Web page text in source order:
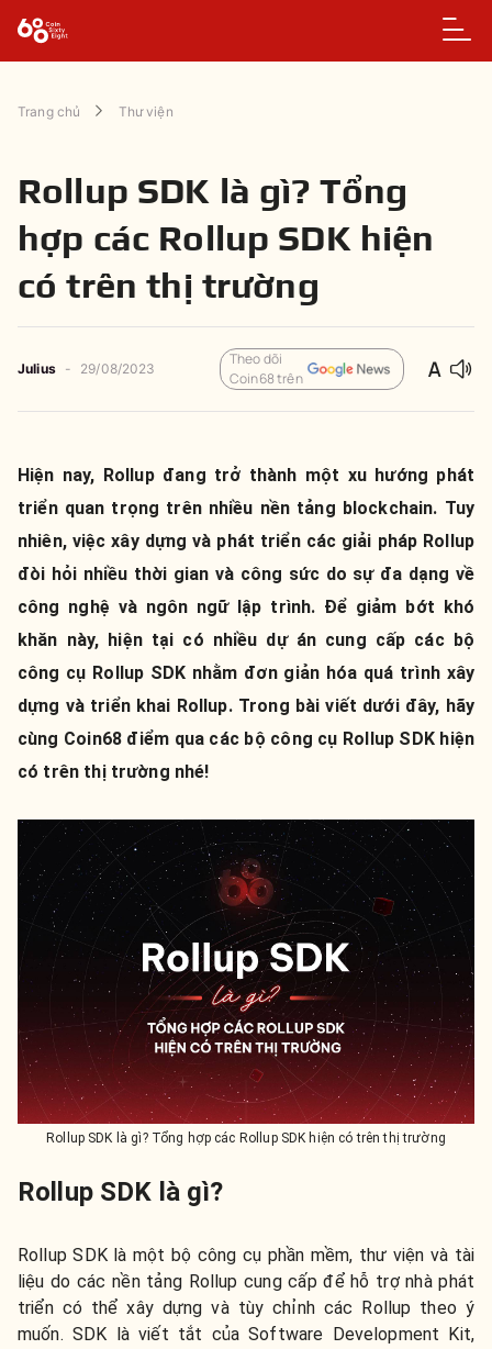
Trang chủ Thư viện
Rollup SDK là gì? Tổng
hợp các Rollup SDK hiện
có trên thị trường
Julius - 29/08/2023
Theo dõi
Coin68 trên
Hiện nay, Rollup đang trở thành một xu hướng phát
triển quan trọng trên nhiều nền tảng blockchain. Tuy
nhiên, việc xây dựng và phát triển các giải pháp Rollup
đòi hỏi nhiều thời gian và công sức do sự đa dạng về
công nghệ và ngôn ngữ lập trình. Để giảm bớt khó
khăn này, hiện tại có nhiều dự án cung cấp các bộ
công cụ Rollup SDK nhằm đơn giản hóa quá trình xây
dựng và triển khai Rollup. Trong bài viết dưới đây, hãy
cùng Coin68 điểm qua các bộ công cụ Rollup SDK hiện
có trên thị trường nhé!
Rollup SDK là gì? Tổng hợp các Rollup SDK hiện có trên thị trường
Rollup SDK là gì?
Rollup SDK là một bộ công cụ phần mềm, thư viện và tài
liệu do các nền tảng Rollup cung cấp để hỗ trợ nhà phát
triển có thể xây dựng và tùy chỉnh các Rollup theo ý
muốn. SDK là viết tắt của Software Development Kit,